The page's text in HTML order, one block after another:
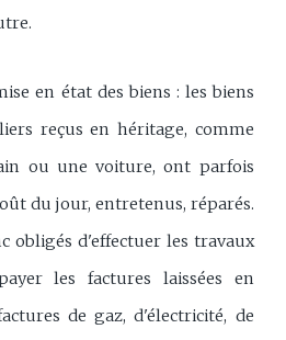
en état des biens : les biens
reçus en héritage, comme
ou une voiture, ont parfois
du jour, entretenus, réparés.
obligés d'effectuer les travaux
les factures laissées en
de gaz, d'électricité, de